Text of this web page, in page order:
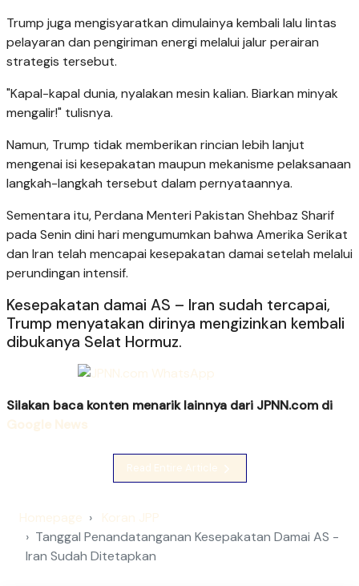
Trump juga mengisyaratkan dimulainya kembali lalu lintas
pelayaran dan pengiriman energi melalui jalur perairan
strategis tersebut.
"Kapal-kapal dunia, nyalakan mesin kalian. Biarkan minyak
mengalir!" tulisnya.
Namun, Trump tidak memberikan rincian lebih lanjut
mengenai isi kesepakatan maupun mekanisme pelaksanaan
langkah-langkah tersebut dalam pernyataannya.
Sementara itu, Perdana Menteri Pakistan Shehbaz Sharif
pada Senin dini hari mengumumkan bahwa Amerika Serikat
dan Iran telah mencapai kesepakatan damai setelah melalui
perundingan intensif.
Kesepakatan damai AS – Iran sudah tercapai,
Trump menyatakan dirinya mengizinkan kembali
dibukanya Selat Hormuz.
Silakan baca konten menarik lainnya dari JPNN.com di
Google News
Read Entire Article
Homepage
Koran JPP
Tanggal Penandatanganan Kesepakatan Damai AS -
Iran Sudah Ditetapkan